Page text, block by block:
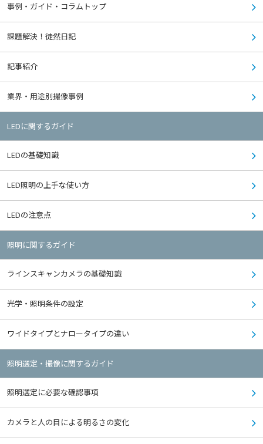
事例・ガイド・コラムトップ
課題解決！徒然日記
記事紹介
業界・用途別撮像事例
LEDに関するガイド
LEDの基礎知識
LED照明の上手な使い方
LEDの注意点
照明に関するガイド
ラインスキャンカメラの基礎知識
光学・照明条件の設定
ワイドタイプとナロータイプの違い
照明選定・撮像に関するガイド
照明選定に必要な確認事項
カメラと人の目による明るさの変化